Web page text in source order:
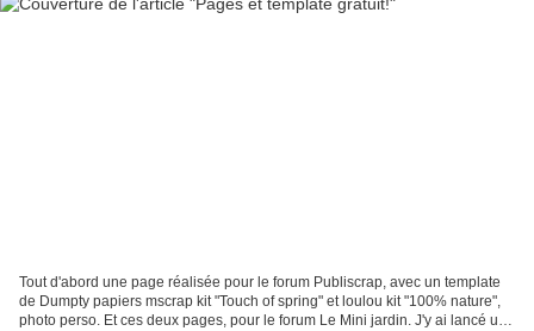
Tout d'abord une page réalisée pour le forum Publiscrap, avec un template
de Dumpty papiers mscrap kit "Touch of spring" et loulou kit "100% nature",
photo perso. Et ces deux pages, pour le forum Le Mini jardin. J'y ai lancé un